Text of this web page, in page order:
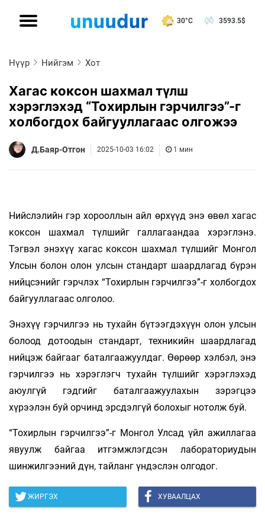
30°C 3593.5$
Нүүр Нийгэм Хот
Хагас коксон шахмал түлш
хэрэглэхэд “Тохирлын гэрчилгээ”-г
холбогдох байгууллагаас олгожээ
Д.Баяр-Отгон 2025-10-03 16:02 1 мин
Нийслэлийн гэр хорооллын айл өрхүүд энэ өвөл хагас
коксон шахмал түлшийг галлагаандаа хэрэглэнэ.
Тэгвэл энэхүү хагас коксон шахмал түлшийг Монгол
Улсын болон олон улсын стандарт шаардлагад бүрэн
нийцсэнийг гэрчлэх “Тохирлын гэрчилгээ”-г холбогдох
байгууллагаас олголоо.
Энэхүү гэрчилгээ нь тухайн бүтээгдэхүүн олон улсын
болоод дотоодын стандарт, техникийн шаардлагад
нийцэж байгааг баталгаажуулдаг. Өөрөөр хэлбэл, энэ
гэрчилгээ нь хэрэглэгч тухайн түлшийг хэрэглэхэд
аюулгүй гэдгийг баталгаажуулахын зэрэгцээ
хүрээлэн буй орчинд эрсдэлгүй болохыг нотолж буй.
“Тохирлын гэрчилгээ”-г Монгол Улсад үйл ажиллагаа
явуулж байгаа итгэмжлэгдсэн лабораториудын
шинжилгээний дүн, тайланг үндэслэн олгодог.
ЖИРГЭХ ХУВААЛЦАХ